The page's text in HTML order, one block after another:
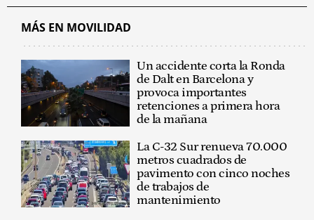
MÁS EN MOVILIDAD
Un accidente corta la Ronda
de Dalt en Barcelona y
provoca importantes
retenciones a primera hora
de la mañana
La C-32 Sur renueva 70.000
metros cuadrados de
pavimento con cinco noches
de trabajos de
mantenimiento